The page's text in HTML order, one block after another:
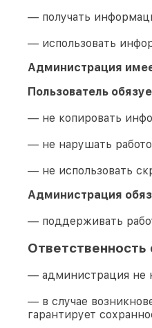
— получать
— использовать
Администрация
Пользователь
— не копировать
— не нарушать
— не использовать
Администрация
— поддерживать
Ответственность
— администрация не
— в случае
гарантирует